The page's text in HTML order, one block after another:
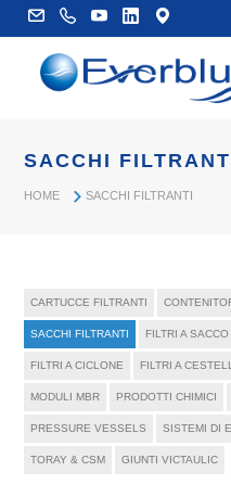
SACCHI
HOME SACCHI FILTRANTI
CARTUCCE FILTRANTI
SACCHI FILTRANTI FILTRI A SACCO
FILTRI A CICLONE FILTRI A
MODULI MBR PRODOTTI CHIMICI
PRESSURE VESSELS SISTEMI DI
TORAY & CSM GIUNTI VICTAULIC